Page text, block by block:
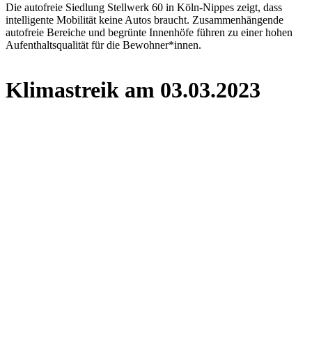
Die autofreie Siedlung Stellwerk 60 in Köln-Nippes zeigt, dass
intelligente Mobilität keine Autos braucht. Zusammenhängende
autofreie Bereiche und begrünte Innenhöfe führen zu einer hohen
Aufenthaltsqualität für die Bewohner*innen.
Klimastreik am 03.03.2023